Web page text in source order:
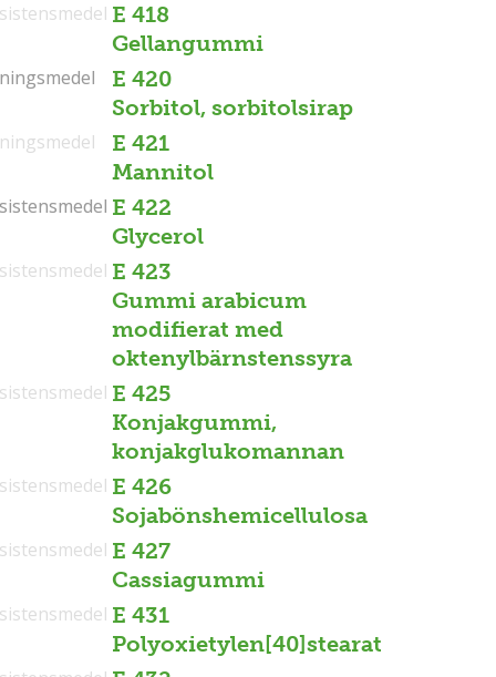
E 418
Gellangummi
E 420
Sorbitol, sorbitolsirap
E 421
Mannitol
E 422
Glycerol
E 423
Gummi arabicum
modifierat med
oktenylbärnstenssyra
E 425
Konjakgummi,
konjakglukomannan
E 426
Sojabönshemicellulosa
E 427
Cassiagummi
E 431
Polyoxietylen[40]stearat